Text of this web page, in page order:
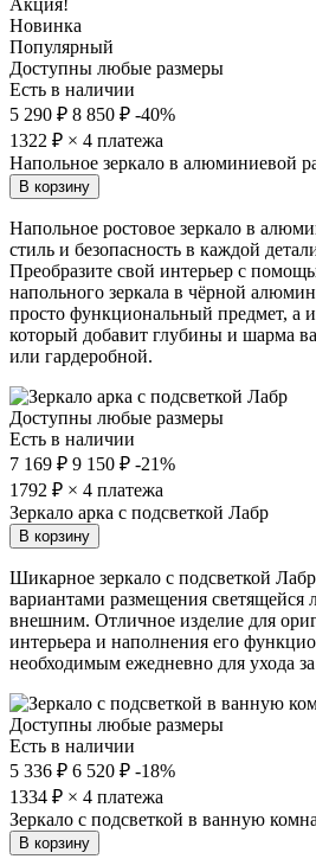
Новинка
Популярный
Доступны любые размеры
Есть в наличии
5 290 ₽ 8 850 ₽ -40%
1322 ₽ × 4 платежа
Напольное зеркало в алюминиевой
В корзину
Напольное ростовое зеркало в
стиль и безопасность в каждой
Преобразите свой интерьер с
напольного зеркала в чёрной
просто функциональный предмет, а
который добавит глубины и шарма
или гардеробной.
Доступны любые размеры
Есть в наличии
7 169 ₽ 9 150 ₽ -21%
1792 ₽ × 4 платежа
Зеркало арка с подсветкой Лабр
В корзину
Шикарное зеркало с подсветкой
вариантами размещения
внешним. Отличное изделие для
интерьера и наполнения его
необходимым ежедневно для ухода
Доступны любые размеры
Есть в наличии
5 336 ₽ 6 520 ₽ -18%
1334 ₽ × 4 платежа
Зеркало с подсветкой в ванную
В корзину